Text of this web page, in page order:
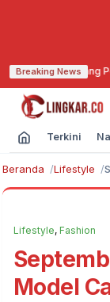
Breaking News
Pohon untuk
Terkini
Beranda Lifestyle
Lifestyle, Fashion
Model